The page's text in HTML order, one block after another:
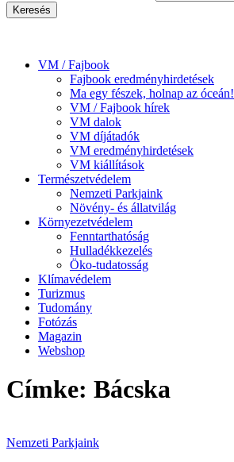
VM / Fajbook
Fajbook eredményhirdetések
Ma egy fészek, holnap az óceán!
VM / Fajbook hírek
VM dalok
VM díjátadók
VM eredményhirdetések
VM kiállítások
Természetvédelem
Nemzeti Parkjaink
Növény- és állatvilág
Környezetvédelem
Fenntarthatóság
Hulladékkezelés
Öko-tudatosság
Klímavédelem
Turizmus
Tudomány
Fotózás
Magazin
Webshop
Címke: Bácska
Nemzeti Parkjaink